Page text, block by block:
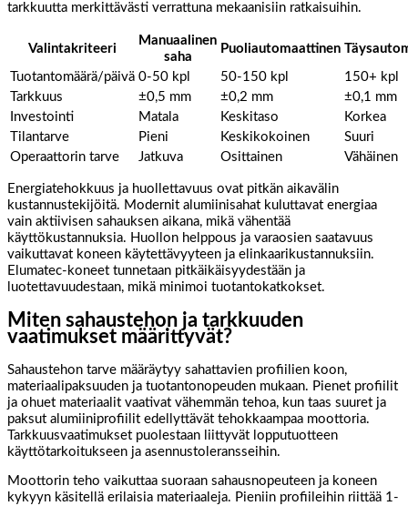
tarkkuutta merkittävästi verrattuna mekaanisiin ratkaisuihin.
Valintakriteeri
Manuaalinen
saha
Puoliautomaattinen
Tuotantomäärä/päivä 0-50 kpl 50-150 kpl
150+ kpl
Tarkkuus
±0,5 mm ±0,2 mm
±0,1 mm
Investointi
Matala Keskitaso
Korkea
Tilantarve
Pieni Keskikokoinen
Suuri
Operaattorin tarve
Jatkuva Osittainen Vähäinen
Energiatehokkuus ja huollettavuus ovat pitkän aikavälin
kustannustekijöitä. Modernit alumiinisahat kuluttavat energiaa
vain aktiivisen sahauksen aikana, mikä vähentää
käyttökustannuksia. Huollon helppous ja varaosien saatavuus
vaikuttavat koneen käytettävyyteen ja elinkaarikustannuksiin.
Elumatec-koneet tunnetaan pitkäikäisyydestään ja
luotettavuudestaan, mikä minimoi tuotantokatkokset.
Miten sahaustehon ja tarkkuuden
vaatimukset määrittyvät?
Sahaustehon tarve määräytyy sahattavien profiilien koon,
materiaalipaksuuden ja tuotantonopeuden mukaan. Pienet profiilit
ja ohuet materiaalit vaativat vähemmän tehoa, kun taas suuret ja
paksut alumiiniprofiilit edellyttävät tehokkaampaa moottoria.
Tarkkuusvaatimukset puolestaan liittyvät lopputuotteen
käyttötarkoitukseen ja asennustoleransseihin.
Moottorin teho vaikuttaa suoraan sahausnopeuteen ja koneen
kykyyn käsitellä erilaisia materiaaleja. Pieniin profiileihin riittää 1-